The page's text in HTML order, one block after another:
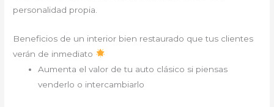
personalidad propia.
Beneficios de un interior bien restaurado que tus clientes
verán de inmediato
Aumenta el valor de tu auto clásico si piensas
venderlo o intercambiarlo